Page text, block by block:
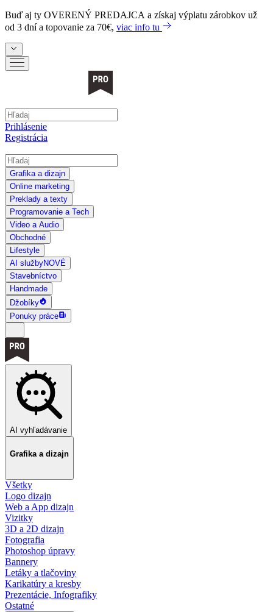
Buď aj ty OVERENÝ PREDAJCA a získaj výplatu zárobkov už
od 3 dní a topovanie za 70€, viac info tu
Prihlásenie
Registrácia
Grafika a dizajn
Online marketing
Preklady a texty
Programovanie a Tech
Video a Audio
Obchodné
Lifestyle
AI službyNOVÉ
Stavebníctvo
Handmade
Džobíky
Ponuky práce
AI vyhľadávanie
Grafika a dizajn
Všetky
Logo dizajn
Web a App dizajn
Vizitky
3D a 2D dizajn
Fotografia
Photoshop úpravy
Bannery
Letáky a tlačoviny
Karikatúry a kresby
Prezentácie, Infografiky
Ostatné